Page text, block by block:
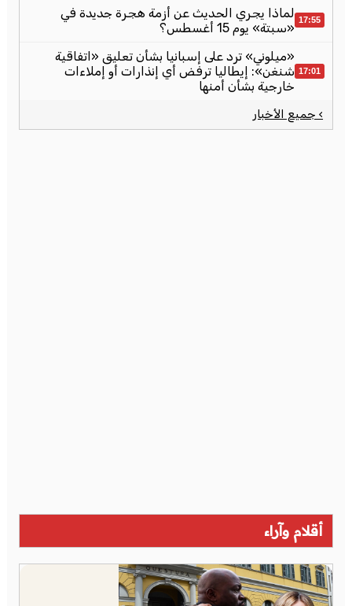
17:55 لماذا يجري الحديث عن أزمة هجرة جديدة في
«سبتة» يوم 15 أغسطس؟
17:01
«ميلوني» ترد على إسبانيا بشأن تعليق «اتفاقية
شنغن»: إيطاليا ترفض أي إنذارات أو إملاءات
خارجية بشأن أمنها
› جميع الأخبار
أقلام وآراء